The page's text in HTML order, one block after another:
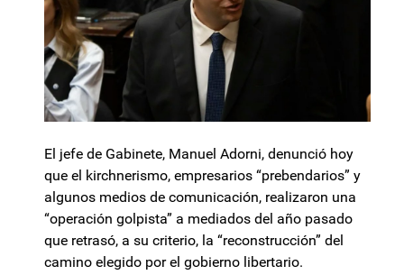
El jefe de Gabinete, Manuel Adorni, denunció hoy
que el kirchnerismo, empresarios “prebendarios” y
algunos medios de comunicación, realizaron una
“operación golpista” a mediados del año pasado
que retrasó, a su criterio, la “reconstrucción” del
camino elegido por el gobierno libertario.